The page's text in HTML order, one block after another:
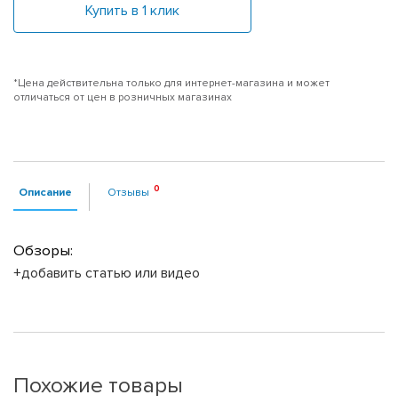
Купить в 1 клик
*Цена действительна только для интернет-магазина и может
отличаться от цен в розничных магазинах
Описание Отзывы
Обзоры:
+добавить статью или видео
Похожие товары